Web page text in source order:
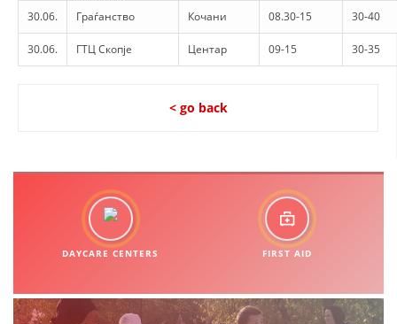
30.06. Граѓанство Кочани 08.30-15 30-40
30.06. ГТЦ Скопје Центар 09-15 30-35
< go back
DAYCARE CENTERS FIRST AID